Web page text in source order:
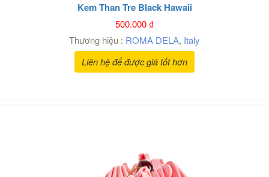
Kem Than Tre Black Hawaii
500.000₫
Thương hiệu : ROMA DELA, Italy
Liên hệ để được giá tốt hơn